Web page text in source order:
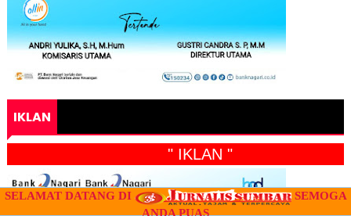
IKLAN
" IKLAN "
SELAMAT DATANG DI
SEMOGA
ANDA PUAS